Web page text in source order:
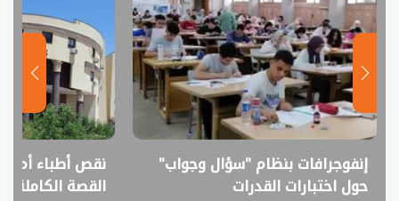
إنفوجرافات بنظام "سؤال وجواب"
حول اختبارات القدرات
نقص أطباء أم
القصة الكاملة